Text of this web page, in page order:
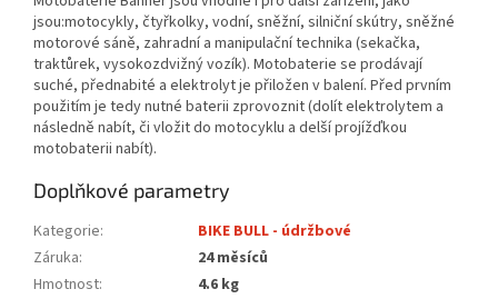
jsou:motocykly, čtyřkolky, vodní, sněžní, silniční skútry, sněžné
motorové sáně, zahradní a manipulační technika (sekačka,
traktůrek, vysokozdvižný vozík). Motobaterie se prodávají
suché, přednabité a elektrolyt je přiložen v balení. Před prvním
použitím je tedy nutné baterii zprovoznit (dolít elektrolytem a
následně nabít, či vložit do motocyklu a delší projížďkou
motobaterii nabít).
Doplňkové parametry
Kategorie:
BIKE BULL - údržbové
Záruka:
24 měsíců
Hmotnost:
4.6 kg